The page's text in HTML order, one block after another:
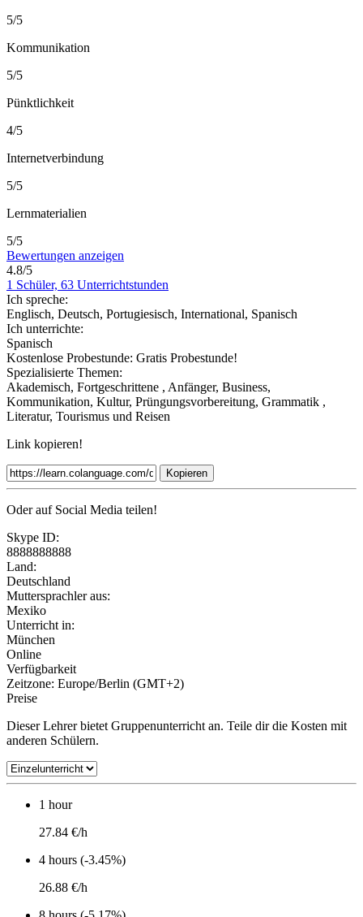
5/5
Kommunikation
5/5
Pünktlichkeit
4/5
Internetverbindung
5/5
Lernmaterialien
5/5
Bewertungen anzeigen
4.8/5
1 Schüler, 63 Unterrichtstunden
Ich spreche:
Englisch, Deutsch, Portugiesisch, International, Spanisch
Ich unterrichte:
Spanisch
Kostenlose Probestunde: Gratis Probestunde!
Spezialisierte Themen:
Akademisch, Fortgeschrittene , Anfänger, Business,
Kommunikation, Kultur, Prüngungsvorbereitung, Grammatik ,
Literatur, Tourismus und Reisen
Link kopieren!
Kopieren
Oder auf Social Media teilen!
Skype ID:
8888888888
Land:
Deutschland
Muttersprachler aus:
Mexiko
Unterricht in:
München
Online
Verfügbarkeit
Zeitzone: Europe/Berlin (GMT+2)
Preise
Dieser Lehrer bietet Gruppenunterricht an. Teile dir die Kosten mit
anderen Schülern.
1 hour
27.84 €/h
4 hours (-3.45%)
26.88 €/h